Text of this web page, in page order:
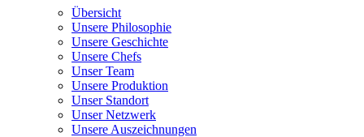
Übersicht
Unsere Philosophie
Unsere Geschichte
Unsere Chefs
Unser Team
Unsere Produktion
Unser Standort
Unser Netzwerk
Unsere Auszeichnungen